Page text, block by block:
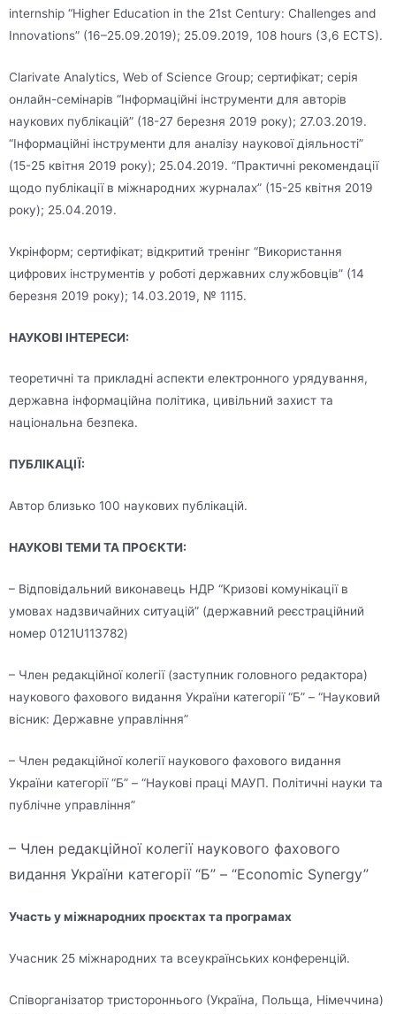
internship “Higher Education in the 21st Century: Challenges and
Innovations” (16–25.09.2019); 25.09.2019, 108 hours (3,6 ECTS).
Clarivate Analytics, Web of Science Group; сертифікат; серія
онлайн-семінарів “Інформаційні інструменти для авторів
наукових публікацій” (18-27 березня 2019 року); 27.03.2019.
“Інформаційні інструменти для аналізу наукової діяльності”
(15-25 квітня 2019 року); 25.04.2019. “Практичні рекомендації
щодо публікації в міжнародних журналах” (15-25 квітня 2019
року); 25.04.2019.
Укрінформ; сертифікат; відкритий тренінг “Використання
цифрових інструментів у роботі державних службовців” (14
березня 2019 року); 14.03.2019, № 1115.
НАУКОВІ ІНТЕРЕСИ:
теоретичні та прикладні аспекти електронного урядування,
державна інформаційна політика, цивільний захист та
національна безпека.
ПУБЛІКАЦІЇ:
Автор близько 100 наукових публікацій.
НАУКОВІ ТЕМИ ТА ПРОЄКТИ:
– Відповідальний виконавець НДР “Кризові комунікації в
умовах надзвичайних ситуацій” (державний реєстраційний
номер 0121U113782)
– Член редакційної колегії (заступник головного редактора)
наукового фахового видання України категорії “Б” – “Науковий
вісник: Державне управління”
– Член редакційної колегії наукового фахового видання
України категорії “Б” – “Наукові праці МАУП. Політичні науки та
публічне управління”
– Член редакційної колегії наукового фахового
видання України категорії “Б” – “Economic Synergy”
Участь у міжнародних проєктах та програмах
Учасник 25 міжнародних та всеукраїнських конференцій.
Співорганізатор тристороннього (Україна, Польща, Німеччина)